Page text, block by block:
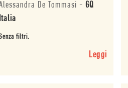
De Tommasi - GQ
filtri.
Leggi